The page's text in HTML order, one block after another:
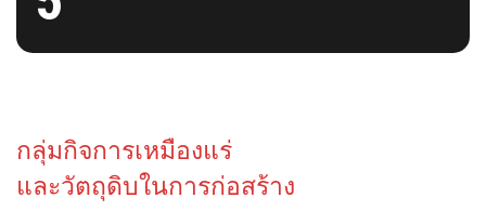
กลุ่มกิจการเหมืองแร่
และวัตถุดิบในการก่อสร้าง